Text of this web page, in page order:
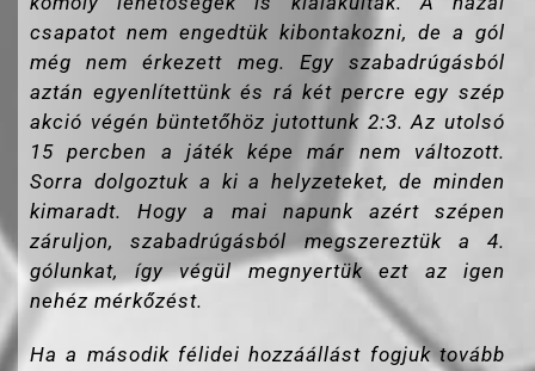
csapatot nem engedtük kibontakozni, de a gól
még nem érkezett meg. Egy szabadrúgásból
aztán egyenlítettünk és rá két percre egy szép
akció végén büntetőhöz jutottunk 2:3. Az utolsó
15 percben a játék képe már nem változott.
Sorra dolgoztuk a ki a helyzeteket, de minden
kimaradt. Hogy a mai napunk azért szépen
záruljon, szabadrúgásból megszereztük a 4.
gólunkat, így végül megnyertük ezt az igen
nehéz mérkőzést.
Ha a második félidei hozzáállást fogjuk tovább